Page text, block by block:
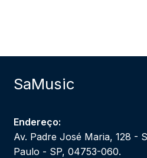
SaMusic
Endereço:
Av. Padre José Maria, 128 -
Paulo - SP, 04753-060.